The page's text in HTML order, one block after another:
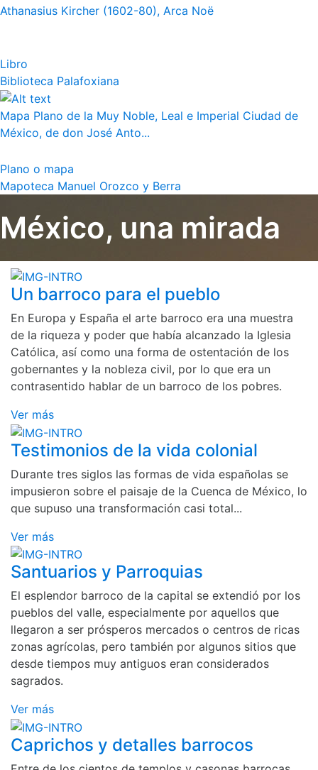
Athanasius Kircher (1602-80), Arca Noë
Libro
Biblioteca Palafoxiana
Mapa Plano de la Muy Noble, Leal e Imperial Ciudad de
México, de don José Anto...
Plano o mapa
Mapoteca Manuel Orozco y Berra
México, una mirada
Un barroco para el pueblo
En Europa y España el arte barroco era una muestra
de la riqueza y poder que había alcanzado la Iglesia
Católica, así como una forma de ostentación de los
gobernantes y la nobleza civil, por lo que era un
contrasentido hablar de un barroco de los pobres.
Ver más
Testimonios de la vida colonial
Durante tres siglos las formas de vida españolas se
impusieron sobre el paisaje de la Cuenca de México, lo
que supuso una transformación casi total...
Ver más
Santuarios y Parroquias
El esplendor barroco de la capital se extendió por los
pueblos del valle, especialmente por aquellos que
llegaron a ser prósperos mercados o centros de ricas
zonas agrícolas, pero también por algunos sitios que
desde tiempos muy antiguos eran considerados
sagrados.
Ver más
Caprichos y detalles barrocos